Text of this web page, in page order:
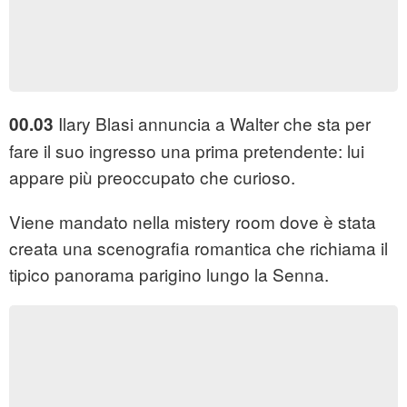
00.03 Ilary Blasi annuncia a Walter che sta per
fare il suo ingresso una prima pretendente: lui
appare più preoccupato che curioso.
Viene mandato nella mistery room dove è stata
creata una scenografia romantica che richiama il
tipico panorama parigino lungo la Senna.